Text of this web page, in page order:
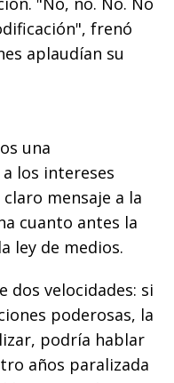
frenó
aplaudían su
una
los intereses
mensaje a la
cuanto antes la
ley de medios.
dos velocidades: si
poderosas, la
podría hablar
años paralizada